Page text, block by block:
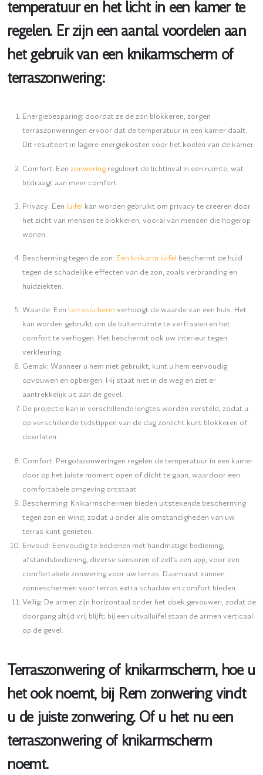
temperatuur en het licht in een kamer te
regelen. Er zijn een aantal voordelen aan
het gebruik van een knikarmscherm of
terraszonwering:
Energiebesparing: doordat ze de zon blokkeren, zorgen
terraszonweringen ervoor dat de temperatuur in een kamer daalt.
Dit resulteert in lagere energiekosten voor het koelen van de kamer.
Comfort: Een zonwering reguleert de lichtinval in een ruimte, wat
bijdraagt ​​aan meer comfort.
Privacy: Een luifel kan worden gebruikt om privacy te creëren door
het zicht van mensen te blokkeren, vooral van mensen die hogerop
wonen.
Bescherming tegen de zon: Een knikarm luifel beschermt de huid
tegen de schadelijke effecten van de zon, zoals verbranding en
huidziekten.
Waarde: Een terrasscherm verhoogt de waarde van een huis. Het
kan worden gebruikt om de buitenruimte te verfraaien en het
comfort te verhogen. Het beschermt ook uw interieur tegen
verkleuring.
Gemak: Wanneer u hem niet gebruikt, kunt u hem eenvoudig
opvouwen en opbergen. Hij staat niet in de weg en ziet er
aantrekkelijk uit aan de gevel.
De projectie kan in verschillende lengtes worden versteld, zodat u
op verschillende tijdstippen van de dag zonlicht kunt blokkeren of
doorlaten.
Comfort: Pergolazonweringen regelen de temperatuur in een kamer
door op het juiste moment open of dicht te gaan, waardoor een
comfortabele omgeving ontstaat.
Bescherming: Knikarmschermen bieden uitstekende bescherming
tegen zon en wind, zodat u onder alle omstandigheden van uw
terras kunt genieten.
Envoud: Eenvoudig te bedienen met handmatige bediening,
afstandsbediening, diverse sensoren of zelfs een app, voor een
comfortabele zonwering voor uw terras. Daarnaast kunnen
zonneschermen voor terras extra schaduw en comfort bieden.
Veilig: De armen zijn horizontaal onder het doek gevouwen, zodat de
doorgang altijd vrij blijft; bij een uitvalluifel staan ​​de armen verticaal
op de gevel.
Terraszonwering of knikarmscherm, hoe u
het ook noemt, bij Rem zonwering vindt
u de juiste zonwering. Of u het nu een
terraszonwering of knikarmscherm
noemt.